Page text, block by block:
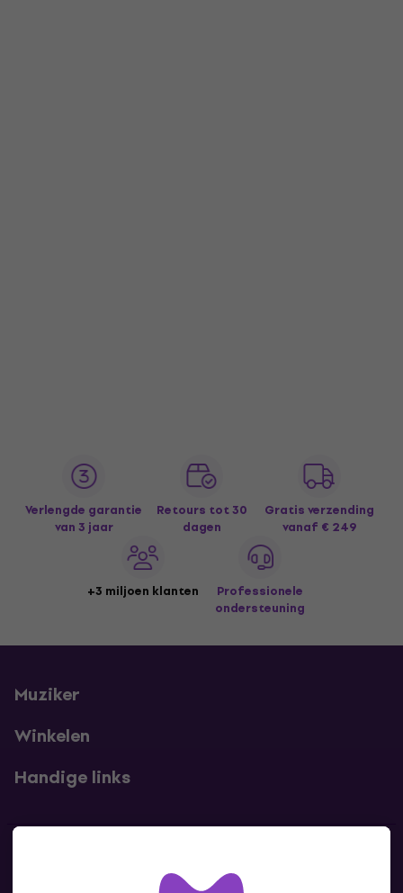
Verlengde garantie
van 3 jaar
Retours tot 30
dagen
Gratis verzending
vanaf € 249
+3 miljoen klanten
Professionele
ondersteuning
Muziker
Winkelen
Handige links